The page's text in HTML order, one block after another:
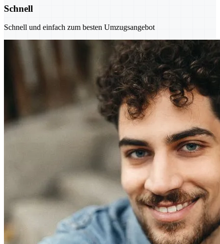
Schnell
Schnell und einfach zum besten Umzugsangebot